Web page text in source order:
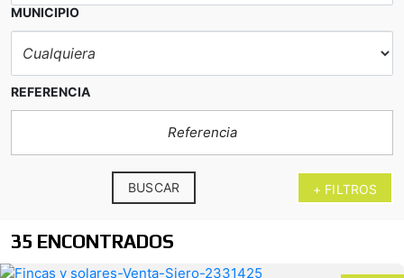
MUNICIPIO
REFERENCIA
+ FILTROS
BUSCAR
35 ENCONTRADOS